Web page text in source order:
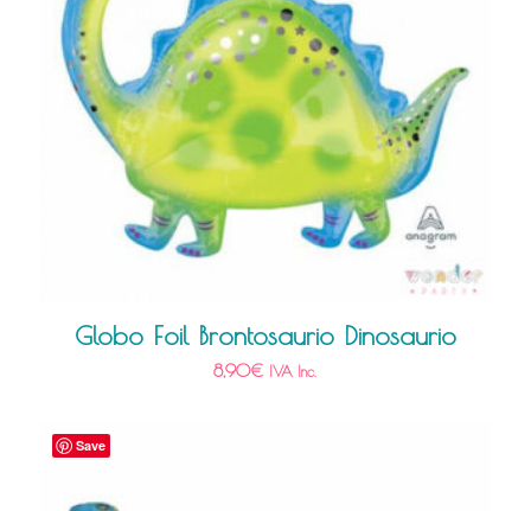
Globo Foil Brontosaurio Dinosaurio
8,90€ IVA Inc.
Save